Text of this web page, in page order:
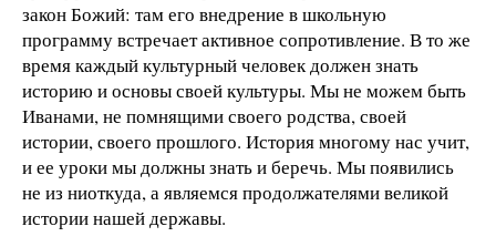
закон Божий: там его внедрение в школьную
программу встречает активное сопротивление. В то же
время каждый культурный человек должен знать
историю и основы своей культуры. Мы не можем быть
Иванами, не помнящими своего родства, своей
истории, своего прошлого. История многому нас учит,
и ее уроки мы должны знать и беречь. Мы появились
не из ниоткуда, а являемся продолжателями великой
истории нашей державы.